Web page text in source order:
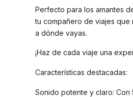
Perfecto para los amantes
tu compañero de viajes que
a dónde vayas.
¡Haz de cada viaje una
Características destacadas:
Sonido potente y claro: Con